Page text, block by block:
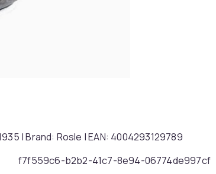
| Brand: Rosle | EAN: 4004293129789
f7f559c6-b2b2-41c7-8e94-06774de997cf